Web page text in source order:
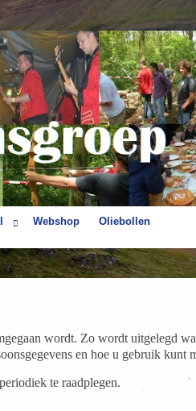
Webshop Oliebollen
wordt. Zo wordt uitgelegd
en hoe u gebruik kunt
te raadplegen.